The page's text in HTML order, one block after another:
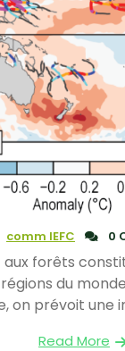
comm IEFC 0
aux forêts
du
on prévoit une
Read More